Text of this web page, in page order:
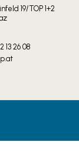
19/TOP 1+2
13 26 08